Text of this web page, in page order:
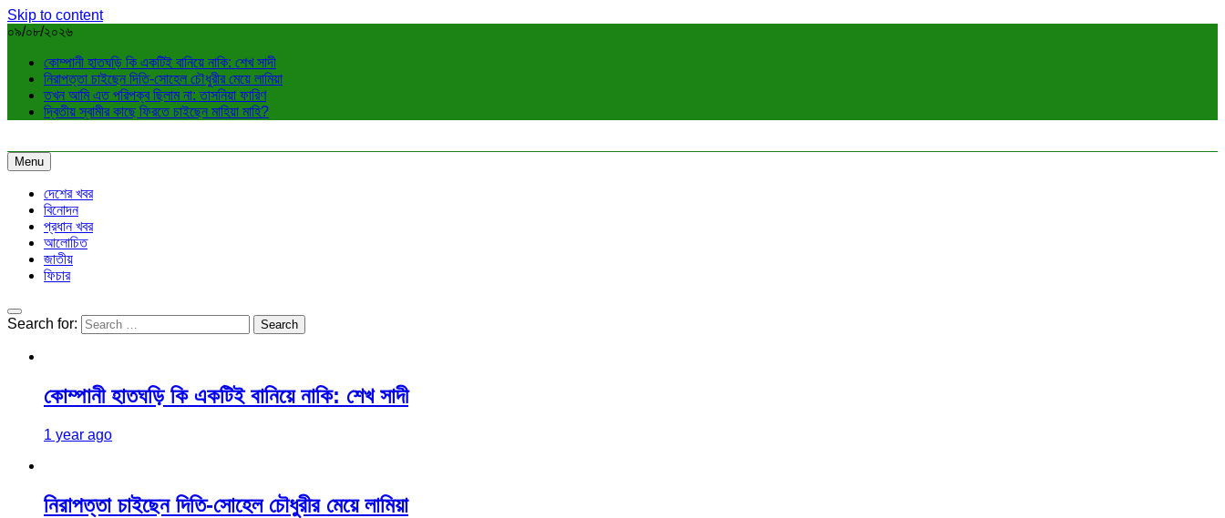
Skip to content
০৯/০৮/২০২৬
কোম্পানী হাতঘড়ি কি একটিই বানিয়ে নাকি: শেখ সাদী
নিরাপত্তা চাইছেন দিতি-সোহেল চৌধুরীর মেয়ে লামিয়া
তখন আমি এত পরিপক্ব ছিলাম না: তাসনিয়া ফারিণ
দ্বিতীয় স্বামীর কাছে ফিরতে চাইছেন মাহিয়া মাহি?
Menu
দেশের খবর
বিনোদন
প্রধান খবর
আলোচিত
জাতীয়
ফিচার
Search for:
কোম্পানী হাতঘড়ি কি একটিই বানিয়ে নাকি: শেখ সাদী
1 year ago
নিরাপত্তা চাইছেন দিতি-সোহেল চৌধুরীর মেয়ে লামিয়া